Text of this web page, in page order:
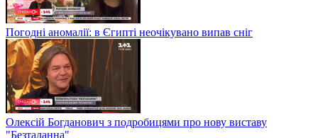
Погодні аномалії: в Єгипті неочікувано випав сніг
Олексій Богданович з подробицями про нову виставу
"Безталанна"